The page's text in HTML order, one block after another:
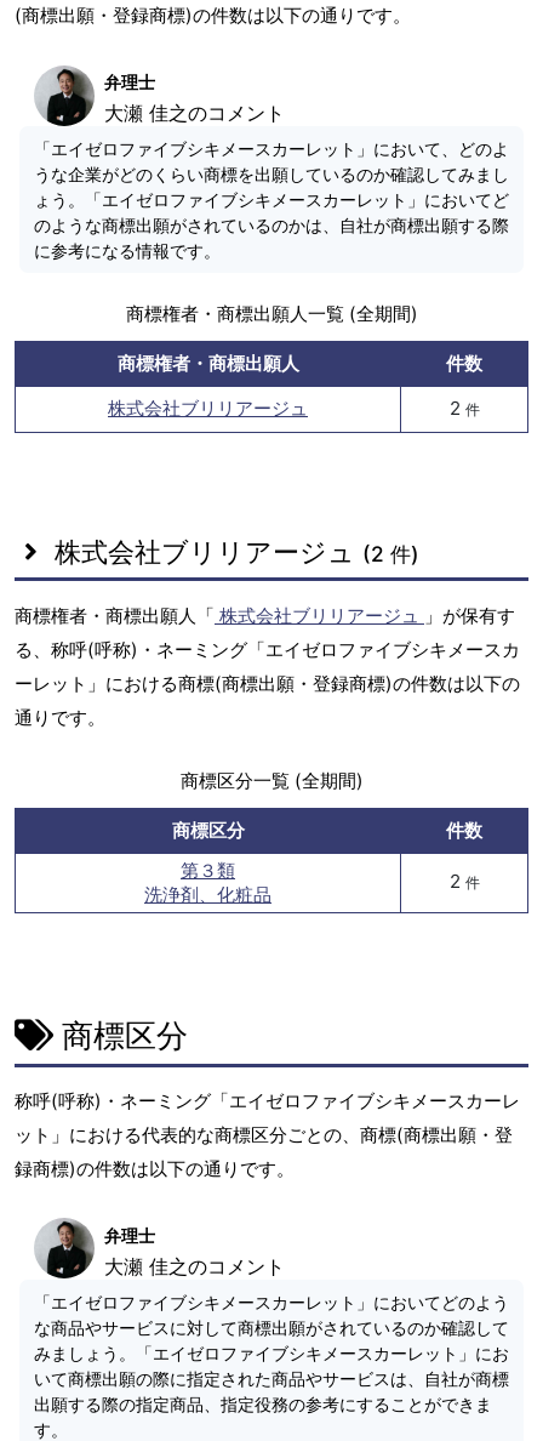
(商標出願・登録商標)の件数は以下の通りです。
弁理士
大瀬 佳之のコメント
「エイゼロファイブシキメースカーレット」において、どのよ
うな企業がどのくらい商標を出願しているのか確認してみまし
ょう。「エイゼロファイブシキメースカーレット」においてど
のような商標出願がされているのかは、自社が商標出願する際
に参考になる情報です。
商標権者・商標出願人一覧 (全期間)
商標権者・商標出願人
件数
株式会社ブリリアージュ
2 件
株式会社ブリリアージュ (2 件)
商標権者・商標出願人「 株式会社ブリリアージュ
」が保有す
る、称呼(呼称)・ネーミング「エイゼロファイブシキメースカ
ーレット」における商標(商標出願・登録商標)の件数は以下の
通りです。
商標区分一覧 (全期間)
商標区分
件数
第３類
洗浄剤、化粧品
2 件
商標区分
称呼(呼称)・ネーミング「エイゼロファイブシキメースカーレ
ット」における代表的な商標区分ごとの、商標(商標出願・登
録商標)の件数は以下の通りです。
弁理士
大瀬 佳之のコメント
「エイゼロファイブシキメースカーレット」においてどのよう
な商品やサービスに対して商標出願がされているのか確認して
みましょう。「エイゼロファイブシキメースカーレット」にお
いて商標出願の際に指定された商品やサービスは、自社が商標
出願する際の指定商品、指定役務の参考にすることができま
す。